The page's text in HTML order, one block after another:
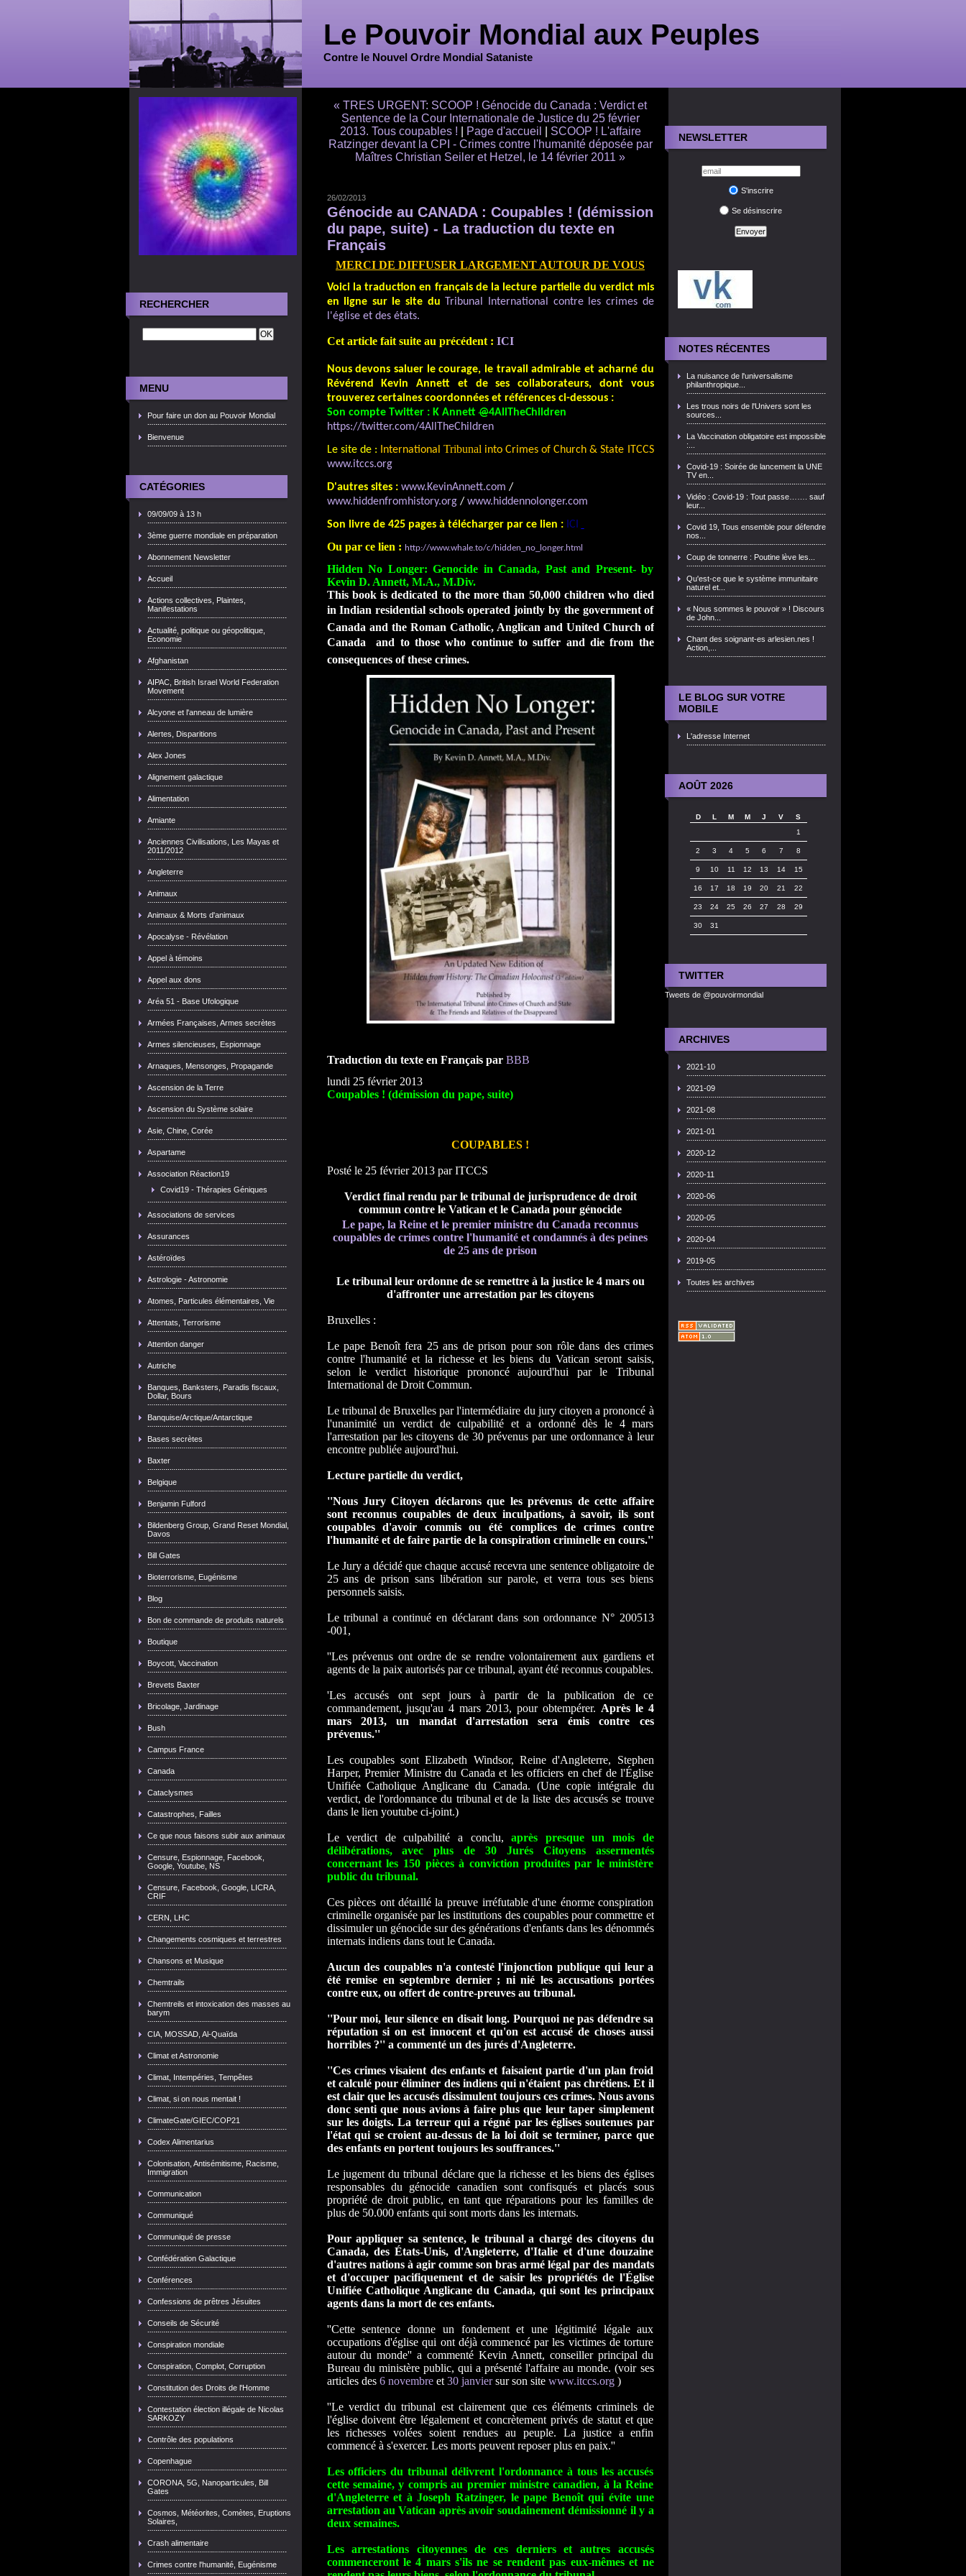
Le Pouvoir Mondial aux Peuples
Contre le Nouvel Ordre Mondial Sataniste
RECHERCHER
MENU
Pour faire un don au Pouvoir Mondial
Bienvenue
CATÉGORIES
09/09/09 à 13 h
3ème guerre mondiale en préparation
Abonnement Newsletter
Accueil
Actions collectives, Plaintes,
Manifestations
Actualité, politique ou géopolitique,
Economie
Afghanistan
AIPAC, British Israel World Federation
Movement
Alcyone et l'anneau de lumière
Alertes, Disparitions
Alex Jones
Alignement galactique
Alimentation
Amiante
Anciennes Civilisations, Les Mayas et
2011/2012
Angleterre
Animaux
Animaux & Morts d'animaux
Apocalyse - Révélation
Appel à témoins
Appel aux dons
Aréa 51 - Base Ufologique
Armées Françaises, Armes secrètes
Armes silencieuses, Espionnage
Arnaques, Mensonges, Propagande
Ascension de la Terre
Ascension du Système solaire
Asie, Chine, Corée
Aspartame
Association Réaction19
Covid19 - Thérapies Géniques
Associations de services
Assurances
Astéroïdes
Astrologie - Astronomie
Atomes, Particules élémentaires, Vie
Attentats, Terrorisme
Attention danger
Autriche
Banques, Banksters, Paradis fiscaux,
Dollar, Bours
Banquise/Arctique/Antarctique
Bases secrètes
Baxter
Belgique
Benjamin Fulford
Bildenberg Group, Grand Reset Mondial,
Davos
Bill Gates
Bioterrorisme, Eugénisme
Blog
Bon de commande de produits naturels
Boutique
Boycott, Vaccination
Brevets Baxter
Bricolage, Jardinage
Bush
Campus France
Canada
Cataclysmes
Catastrophes, Failles
Ce que nous faisons subir aux animaux
Censure, Espionnage, Facebook,
Google, Youtube, NS
Censure, Facebook, Google, LICRA,
CRIF
CERN, LHC
Changements cosmiques et terrestres
Chansons et Musique
Chemtrails
Chemtreils et intoxication des masses au
barym
CIA, MOSSAD, Al-Quaïda
Climat et Astronomie
Climat, Intempéries, Tempêtes
Climat, si on nous mentait !
ClimateGate/GIEC/COP21
Codex Alimentarius
Colonisation, Antisémitisme, Racisme,
Immigration
Communication
Communiqué
Communiqué de presse
Confédération Galactique
Conférences
Confessions de prêtres Jésuites
Conseils de Sécurité
Conspiration mondiale
Conspiration, Complot, Corruption
Constitution des Droits de l'Homme
Contestation élection illégale de Nicolas
SARKOZY
Contrôle des populations
Copenhague
CORONA, 5G, Nanoparticules, Bill
Gates
Cosmos, Météorites, Comètes, Eruptions
Solaires,
Crash alimentaire
Crimes contre l'humanité, Eugénisme
NEWSLETTER
S'inscrire
Se désinscrire
NOTES RÉCENTES
La nuisance de l'universalisme
philanthropique...
Les trous noirs de l'Univers sont les
sources...
La Vaccination obligatoire est impossible
:...
Covid-19 : Soirée de lancement la UNE
TV en...
Vidéo : Covid-19 : Tout passe……. sauf
leur...
Covid 19, Tous ensemble pour défendre
nos...
Coup de tonnerre : Poutine lève les...
Qu'est-ce que le système immunitaire
naturel et...
« Nous sommes le pouvoir » ! Discours
de John...
Chant des soignant-es arlesien.nes !
Action,...
LE BLOG SUR VOTRE
MOBILE
L'adresse Internet
AOÛT 2026
D L M M J V
S
1
2 3 4 5 6 7 8
9 10 11 12 13 14 15
16 17 18 19 20 21 22
23 24 25 26 27 28 29
30 31
TWITTER
Tweets de @pouvoirmondial
ARCHIVES
2021-10
2021-09
2021-08
2021-01
2020-12
2020-11
2020-06
2020-05
2020-04
2019-05
Toutes les archives
« TRES URGENT: SCOOP ! Génocide du Canada : Verdict et
Sentence de la Cour Internationale de Justice du 25 février
2013. Tous coupables !
Page d'accueil
SCOOP ! L'affaire
Ratzinger devant la CPI - Crimes contre l'humanité déposée par
Maîtres Christian Seiler et Hetzel, le 14 février 2011 »
26/02/2013
Génocide au CANADA : Coupables ! (démission
du pape, suite) - La traduction du texte en
Français
MERCI DE DIFFUSER LARGEMENT AUTOUR DE VOUS
Voici la traduction en français de la lecture partielle du verdict mis
en ligne sur le site du Tribunal International contre les crimes de
l'église et des états.
Cet article fait suite au précédent : ICI
Nous devons saluer le courage, le travail admirable et acharné du
Révérend Kevin Annett et de ses collaborateurs, dont vous
trouverez certaines coordonnées et références ci-dessous :
Son compte Twitter : K Annett@4AllTheChildren
https://twitter.com/4AllTheChildren
Le site de :
International Tribunalinto Crimes of Church & State ITCCS
www.itccs.org
D'autres sites : www.KevinAnnett.com /
www.hiddenfromhistory.org/ www.hiddennolonger.com
Son livre de 425 pages à télécharger par ce lien : ICI
Ou par ce lien : http://www.whale.to/c/hidden_no_longer.html
Hidden No Longer: Genocide in Canada, Past and Present- by
Kevin D. Annett, M.A., M.Div.
This book is dedicated to the more than 50,000 children who died
in Indian residential schools operated jointly by the government of
Canada and the Roman Catholic, Anglican and United Church of
Canada  and to those who continue to suffer and die from the
consequences of these crimes.
Traduction du texte en Français par BBB
lundi 25 février 2013
Coupables ! (démission du pape, suite)
COUPABLES !
Posté le 25 février 2013 par ITCCS
Verdict final rendu par le tribunal de jurisprudence de droit
commun contre le Vatican et le Canada pour génocide
Le pape, la Reine et le premier ministre du Canada reconnus
coupables de crimes contre l'humanité et condamnés à des peines
de 25 ans de prison
Le tribunal leur ordonne de se remettre à la justice le 4 mars ou
d'affronter une arrestation par les citoyens
Bruxelles :
Le pape Benoît fera 25 ans de prison pour son rôle dans des crimes
contre l'humanité et la richesse et les biens du Vatican seront saisis,
selon le verdict historique prononcé aujourd'hui par le Tribunal
International de Droit Commun.
Le tribunal de Bruxelles par l'intermédiaire du jury citoyen a prononcé à
l'unanimité un verdict de culpabilité et a ordonné dès le 4 mars
l'arrestation par les citoyens de 30 prévenus par une ordonnance à leur
encontre publiée aujourd'hui.
Lecture partielle du verdict,
''Nous Jury Citoyen déclarons que les prévenus de cette affaire
sont reconnus coupables de deux inculpations, à savoir, ils sont
coupables d'avoir commis ou été complices de crimes contre
l'humanité et de faire partie de la conspiration criminelle en cours.''
Le Jury a décidé que chaque accusé recevra une sentence obligatoire de
25 ans de prison sans libération sur parole, et verra tous ses biens
personnels saisis.
Le tribunal a continué en déclarant dans son ordonnance N° 200513
-001,
''Les prévenus ont ordre de se rendre volontairement aux gardiens et
agents de la paix autorisés par ce tribunal, ayant été reconnus coupables.
'Les accusés ont sept jours à partir de la publication de ce
commandement, jusqu'au 4 mars 2013, pour obtempérer. Après le 4
mars 2013, un mandat d'arrestation sera émis contre ces
prévenus.''
Les coupables sont Elizabeth Windsor, Reine d'Angleterre, Stephen
Harper, Premier Ministre du Canada et les officiers en chef de l'Église
Unifiée Catholique Anglicane du Canada. (Une copie intégrale du
verdict, de l'ordonnance du tribunal et de la liste des accusés se trouve
dans le lien youtube ci-joint.)
Le verdict de culpabilité a conclu,après presque un mois de
délibérations, avec plus de 30 Jurés Citoyens assermentés
concernant les 150 pièces à conviction produites par le ministère
public du tribunal.
Ces pièces ont détaillé la preuve irréfutable d'une énorme conspiration
criminelle organisée par les institutions des coupables pour commettre et
dissimuler un génocide sur des générations d'enfants dans les dénommés
internats indiens dans tout le Canada.
Aucun des coupables n'a contesté l'injonction publique qui leur a
été remise en septembre dernier ; ni nié les accusations portées
contre eux, ou offert de contre-preuves au tribunal.
''Pour moi, leur silence en disait long. Pourquoi ne pas défendre sa
réputation si on est innocent et qu'on est accusé de choses aussi
horribles ?'' a commenté un des jurés d'Angleterre.
''Ces crimes visaient des enfants et faisaient partie d'un plan froid
et calculé pour éliminer des indiens qui n'étaient pas chrétiens. Et il
est clair que les accusés dissimulent toujours ces crimes. Nous avons
donc senti que nous avions à faire plus que leur taper simplement
sur les doigts. La terreur qui a régné par les églises soutenues par
l'état qui se croient au-dessus de la loi doit se terminer, parce que
des enfants en portent toujours les souffrances.''
Le jugement du tribunal déclare que la richesse et les biens des églises
responsables du génocide canadien sont confisqués et placés sous
propriété de droit public, en tant que réparations pour les familles de
plus de 50.000 enfants qui sont morts dans les internats.
Pour appliquer sa sentence, le tribunal a chargé des citoyens du
Canada, des États-Unis, d'Angleterre, d'Italie et d'une douzaine
d'autres nations à agir comme son bras armé légal par des mandats
et d'occuper pacifiquement et de saisir les propriétés de l'Église
Unifiée Catholique Anglicane du Canada, qui sont les principaux
agents dans la mort de ces enfants.
''Cette sentence donne un fondement et une légitimité légale aux
occupations d'église qui ont déjà commencé par les victimes de torture
autour du monde'' a commenté Kevin Annett, conseiller principal du
Bureau du ministère public, qui a présenté l'affaire au monde. (voir ses
articles des 6 novembre et 30 janviersur son site www.itccs.org)
''Le verdict du tribunal est clairement que ces éléments criminels de
l'église doivent être légalement et concrètement privés de statut et que
les richesses volées soient rendues au peuple. La justice a enfin
commencé à s'exercer. Les morts peuvent reposer plus en paix.''
Les officiers du tribunal délivrent l'ordonnance à tous les accusés
cette semaine, y compris au premier ministre canadien, à la Reine
d'Angleterre et à Joseph Ratzinger, le pape Benoît qui évite une
arrestation au Vatican après avoir soudainement démissionné il y a
deux semaines.
Les arrestations citoyennes de ces derniers et autres accusés
commenceront le 4 mars s'ils ne se rendent pas eux-mêmes et ne